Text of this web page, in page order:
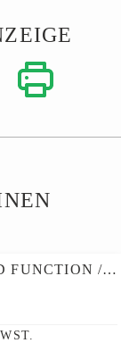
CAT 966K - 3RD FUNCTION / WEIGHT SYSTEM